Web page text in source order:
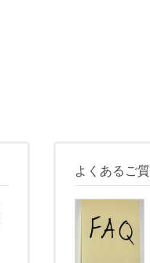
よくあるご